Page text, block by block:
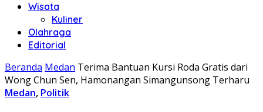
Wisata
Kuliner
Olahraga
Editorial
Beranda Medan Terima Bantuan Kursi Roda Gratis dari
Wong Chun Sen, Hamonangan Simangunsong Terharu
Medan, Politik